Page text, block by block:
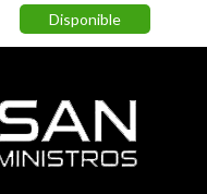
Disponible